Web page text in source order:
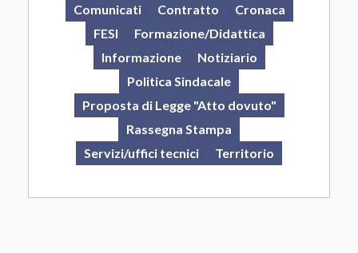
Comunicati
Contratto
Cronaca
FESI
Formazione/Didattica
Informazione
Notiziario
Politica Sindacale
Proposta di Legge "Atto dovuto"
Rassegna Stampa
Servizi/uffici tecnici
Territorio